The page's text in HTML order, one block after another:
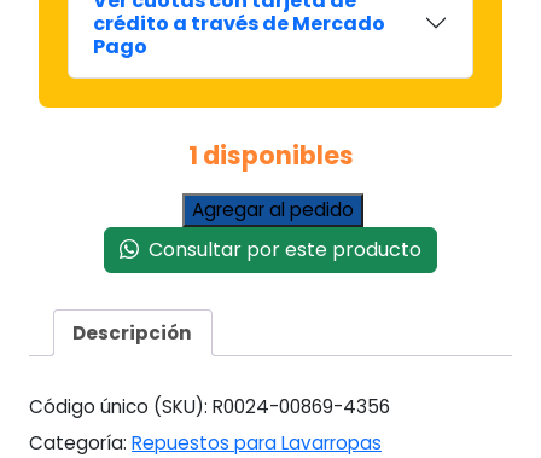
crédito a través de Mercado
Pago
1 disponibles
Plaqueta
Electronica
Control
209-
210
309-
310
Alejandr
Agregar al pedido
Consultar por este producto
Descripción
Código único (SKU): R0024-00869-4356
Categoría: Repuestos para Lavarropas